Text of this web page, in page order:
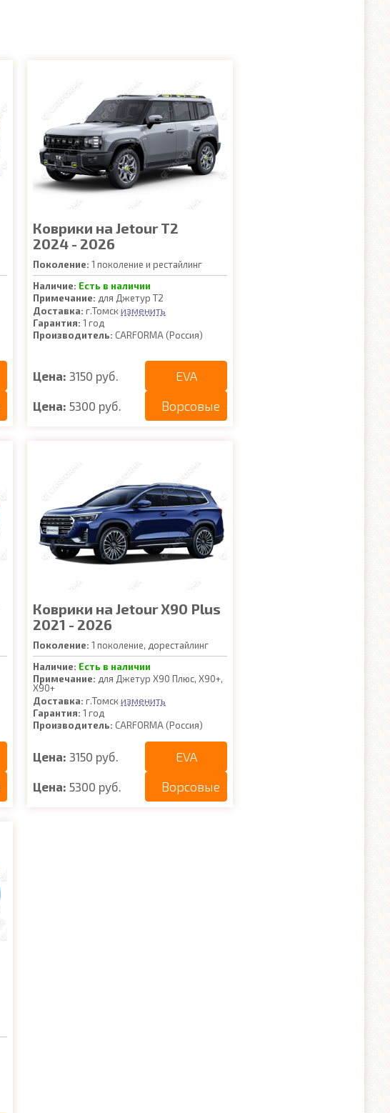
Коврики на Jetour T2
2024 - 2026
Поколение: 1 поколение и рестайлинг
Наличие: Есть в наличии
Примечание: для Джетур Т2
Доставка: г.Томск изменить
Гарантия: 1 год
Производитель: CARFORMA (Россия)
Цена: 3150 руб. EVA
Цена: 5300 руб. Ворсовые
Коврики на Jetour X90 Plus
2021 - 2026
Поколение: 1 поколение, дорестайлинг
Наличие: Есть в наличии
Примечание: для Джетур Х90 Плюс, Х90+,
X90+
Доставка: г.Томск изменить
Гарантия: 1 год
Производитель: CARFORMA (Россия)
Цена: 3150 руб. EVA
Цена: 5300 руб. Ворсовые